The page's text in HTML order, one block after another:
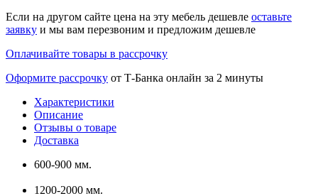
Если на другом сайте цена на эту мебель дешевле оставьте
заявку и мы вам перезвоним и предложим дешевле
Оплачивайте товары в рассрочку
Оформите рассрочку от Т-Банка онлайн за 2 минуты
Характеристики
Описание
Отзывы о товаре
Доставка
600-900 мм.
1200-2000 мм.